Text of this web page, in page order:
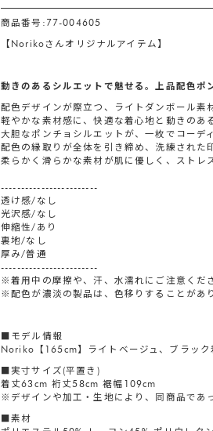
商品番号:77-004605
【Norikoさんオリジナルアイテム】
動きのあるシルエットで魅せる。上品配色ポ
配色デザインが際立つ、ライトダンボール素
軽やかな素材感に、快適な着心地と動きのあ
大胆なポンチョシルエットが、一枚でコーデ
配色の縁取りが全体を引き締め、洗練された
柔らかく滑らかな素材が肌に優しく、ストレ
------------------------
透け感/なし
光沢感/なし
伸縮性/あり
裏地/なし
厚み/普通
------------------------
※着用中の摩擦や、汗、水濡れにご注意くだ
※配色が濃淡の製品は、色移りすることがあ
■モデル情報
Noriko【165cm】ライトベージュ、ブラック
■実寸サイズ(平置き)
着丈63cm 裄丈58cm 裾幅109cm
※デザインや加工・生地により、同商品であ
■素材